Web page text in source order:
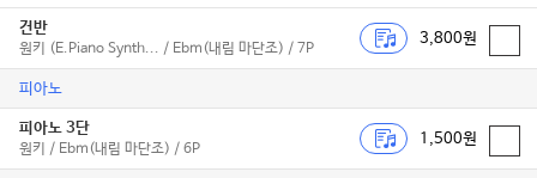
건반
원키 (E.Piano Synth... / Ebm(내림 마단조) / 7P
3,800원
피아노
피아노 3단
원키 / Ebm(내림 마단조) / 6P
1,500원